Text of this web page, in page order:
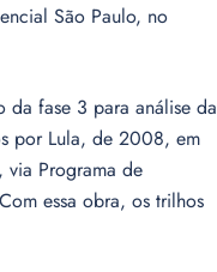
São Paulo, no
da fase 3 para análise da
por Lula, de 2008, em
via Programa de
essa obra, os trilhos